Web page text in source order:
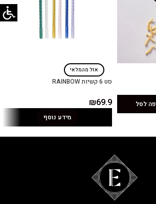
לסל
אזל מהמלאי
סט 6 קשיות RAINBOW
₪69.9
מידע נוסף